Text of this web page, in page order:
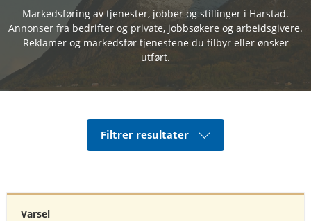
Markedsføring av tjenester, jobber og stillinger i Harstad.
Annonser fra bedrifter og private, jobbsøkere og arbeidsgivere.
Reklamer og markedsfør tjenestene du tilbyr eller ønsker
utført.
Filtrer resultater
Varsel